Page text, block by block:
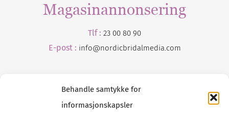
Behandle samtykke for
informasjonskapsler
Magasinannonsering
Tlf : 23 00 80 90
E-post : info@nordicbridalmedia.com